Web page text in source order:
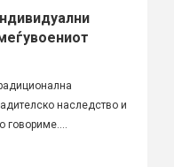
наследство и
говориме....